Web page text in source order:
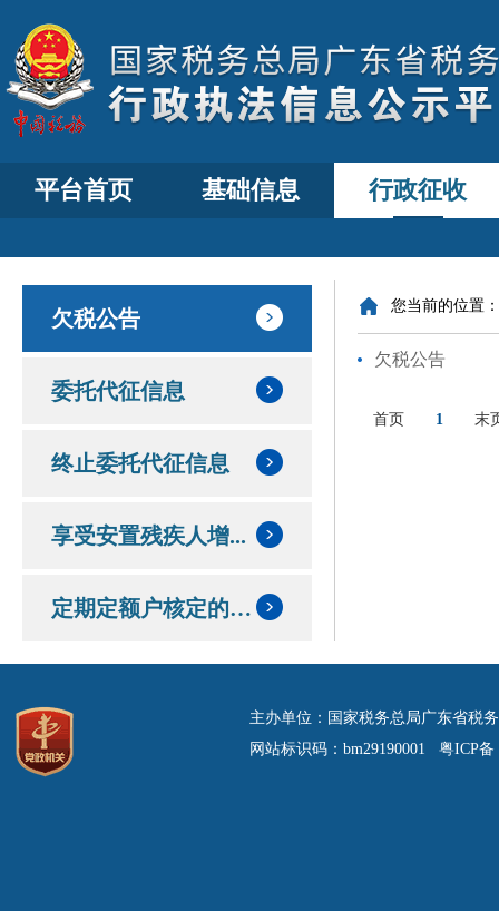
平台首页 基础信息 行政征收
欠税公告
委托代征信息
终止委托代征信息
享受安置残疾人增...
定期定额户核定的定额和应纳税额情况
您当前的位置
欠税公告
首页 1 末
主办单位：国家税务总局广东省税
网站标识码：bm29190001 粤ICP